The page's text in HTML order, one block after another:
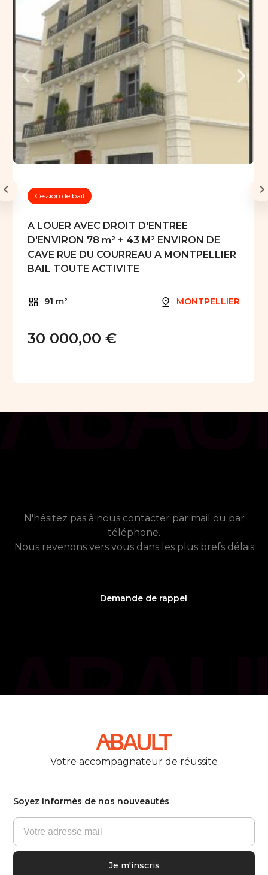
Cession de bail
A LOUER AVEC DROIT D'ENTREE
D'ENVIRON 78 m² + 43 M² ENVIRON DE
CAVE RUE DU COURREAU A MONTPELLIER
BAIL TOUTE ACTIVITE
91 m² MONTPELLIER
30 000,00 €
N'hésitez pas à nous contacter par mail ou par
téléphone.
Nous revenons vers vous dans les plus brefs délais
Demande de rappel
Votre accompagnateur de réussite
Soyez informés de nos nouveautés